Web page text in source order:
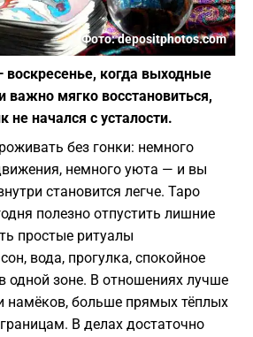
Фото: depositphotos.com
воскресенье, когда выходные
важно мягко восстановиться,
не начался с усталости.
без гонки: немного
немного уюта — и вы
становится легче. Таро
полезно отпустить лишние
простые ритуалы
вода, прогулка, спокойное
одной зоне. В отношениях лучше
намёков, больше прямых тёплых
В делах достаточно